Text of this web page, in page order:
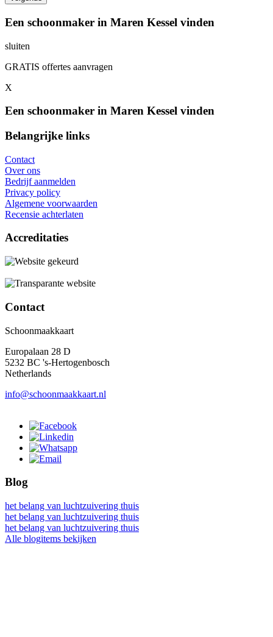
Een schoonmaker in Maren Kessel vinden
sluiten
GRATIS offertes aanvragen
X
Een schoonmaker in Maren Kessel vinden
Belangrijke links
Contact
Over ons
Bedrijf aanmelden
Privacy policy
Algemene voorwaarden
Recensie achterlaten
Accreditaties
Contact
Schoonmaakkaart
Europalaan 28 D
5232 BC 's-Hertogenbosch
Netherlands
info@schoonmaakkaart.nl
Blog
het belang van luchtzuivering thuis
het belang van luchtzuivering thuis
het belang van luchtzuivering thuis
Alle blogitems bekijken